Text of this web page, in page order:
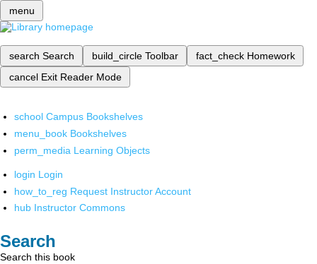
menu
search Search build_circle Toolbar fact_check Homework
cancel Exit Reader Mode
school Campus Bookshelves
menu_book Bookshelves
perm_media Learning Objects
login Login
how_to_reg Request Instructor Account
hub Instructor Commons
Search
Search this book